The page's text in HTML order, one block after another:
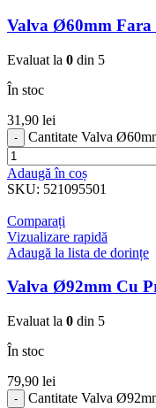
Valva Ø60mm Fara
Evaluat la 0 din 5
În stoc
31,90 lei
Cantitate Valva
Adaugă în coș
SKU: 521095501
Comparați
Vizualizare rapidă
Adaugă la lista de dorințe
Valva Ø92mm Cu
Evaluat la 0 din 5
În stoc
79,90 lei
Cantitate Valva